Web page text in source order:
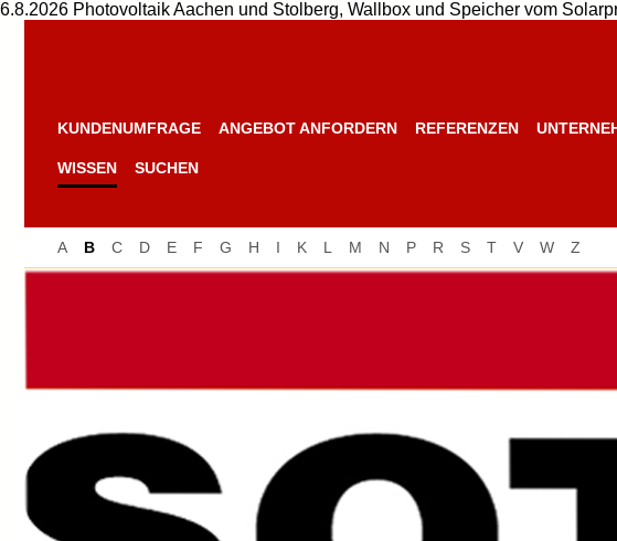
6.8.2026 Photovoltaik Aachen und Stolberg, Wallbox und Speicher vom
KUNDENUMFRAGE ANGEBOT ANFORDERN REFERENZEN
WISSEN SUCHEN
A B C D E F G H I K L M N P R S T V W Z